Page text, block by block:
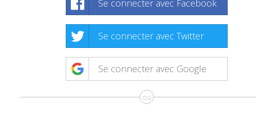
Se connecter avec Facebook
Se connecter avec Twitter
Se connecter avec Google
ou